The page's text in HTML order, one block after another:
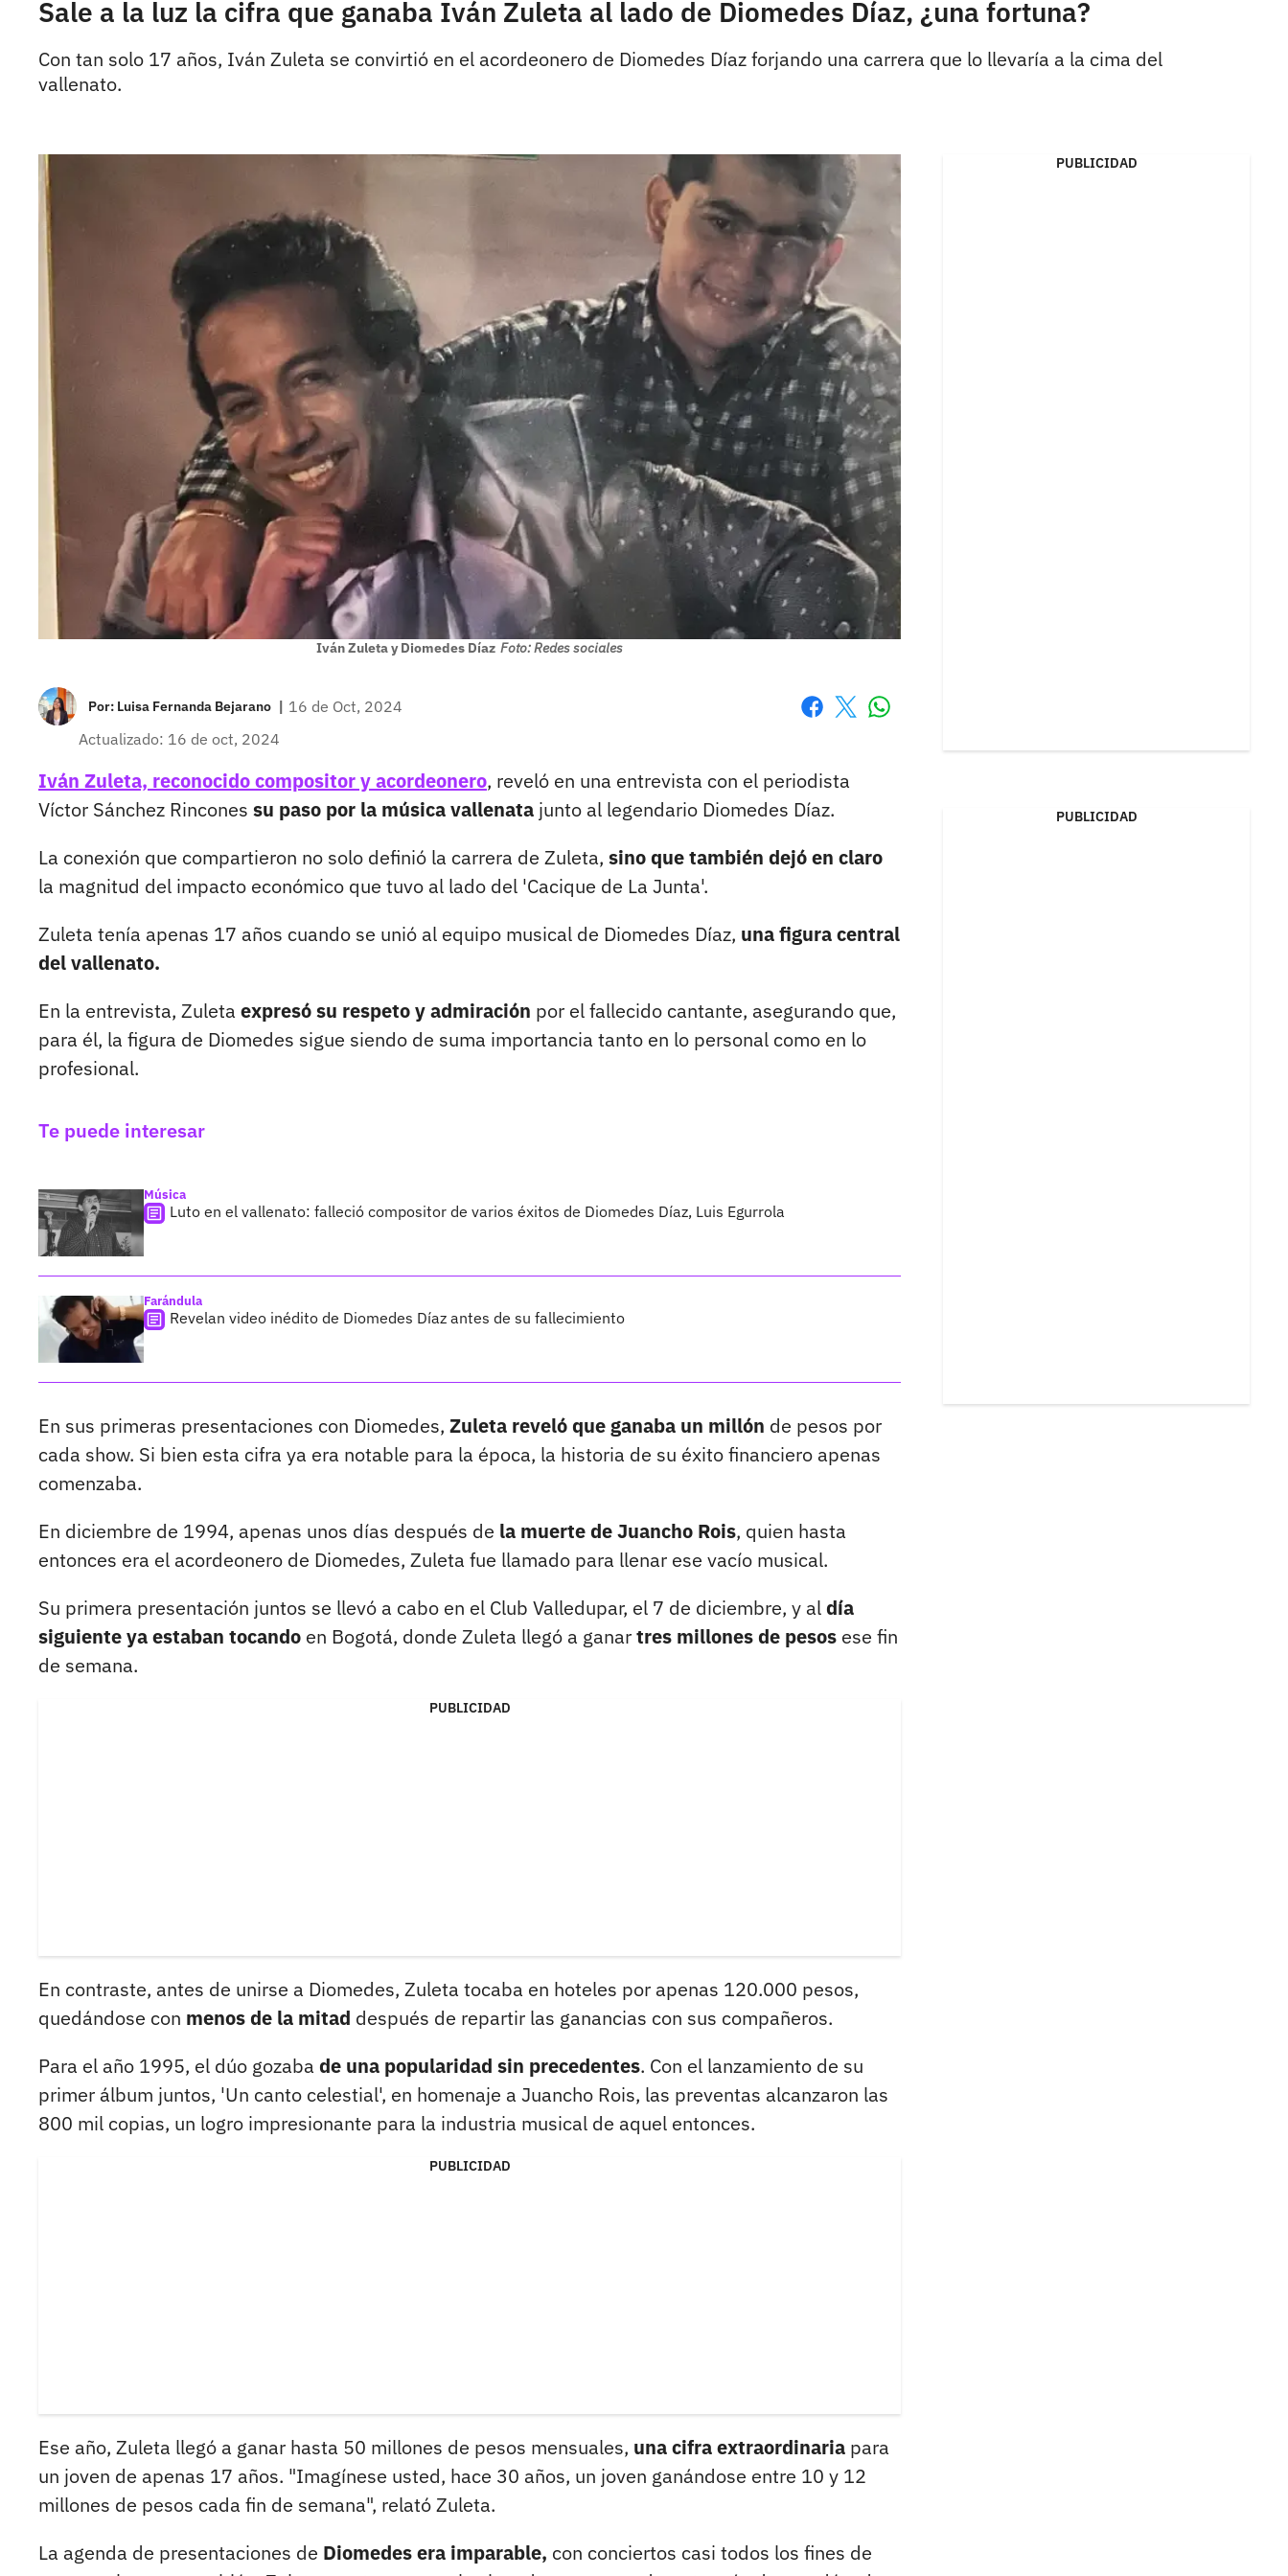
Sale a la luz la cifra que ganaba Iván Zuleta al lado de Diomedes Díaz, ¿una fortuna?
Con tan solo 17 años, Iván Zuleta se convirtió en el acordeonero de Diomedes Díaz forjando una carrera que lo llevaría a la cima del
vallenato.
Iván Zuleta y Diomedes Díaz Foto: Redes sociales
Por: Luisa Fernanda Bejarano | 16 de Oct, 2024
Actualizado: 16 de oct, 2024
Iván Zuleta, reconocido compositor y acordeonero, reveló en una entrevista con el periodista
Víctor Sánchez Rincones su paso por la música vallenata junto al legendario Diomedes Díaz.
La conexión que compartieron no solo definió la carrera de Zuleta, sino que también dejó en claro
la magnitud del impacto económico que tuvo al lado del 'Cacique de La Junta'.
Zuleta tenía apenas 17 años cuando se unió al equipo musical de Diomedes Díaz, una figura central
del vallenato.
En la entrevista, Zuleta expresó su respeto y admiración por el fallecido cantante, asegurando que,
para él, la figura de Diomedes sigue siendo de suma importancia tanto en lo personal como en lo
profesional.
Te puede interesar
Música
Luto en el vallenato: falleció compositor de varios éxitos de Diomedes Díaz, Luis Egurrola
Farándula
Revelan video inédito de Diomedes Díaz antes de su fallecimiento
En sus primeras presentaciones con Diomedes, Zuleta reveló que ganaba un millón de pesos por
cada show. Si bien esta cifra ya era notable para la época, la historia de su éxito financiero apenas
comenzaba.
En diciembre de 1994, apenas unos días después de la muerte de Juancho Rois, quien hasta
entonces era el acordeonero de Diomedes, Zuleta fue llamado para llenar ese vacío musical.
Su primera presentación juntos se llevó a cabo en el Club Valledupar, el 7 de diciembre, y aldía
siguiente ya estaban tocando en Bogotá, donde Zuleta llegó a ganartres millones de pesos ese fin
de semana.
PUBLICIDAD
En contraste, antes de unirse a Diomedes, Zuleta tocaba en hoteles por apenas 120.000 pesos,
quedándose con menos de la mitad después de repartir las ganancias con sus compañeros.
Para el año 1995, el dúo gozaba de una popularidad sin precedentes. Con el lanzamiento de su
primer álbum juntos, 'Un canto celestial', en homenaje a Juancho Rois, las preventas alcanzaron las
800 mil copias, un logro impresionante para la industria musical de aquel entonces.
PUBLICIDAD
Ese año, Zuleta llegó a ganar hasta 50 millones de pesos mensuales, una cifra extraordinaria para
un joven de apenas 17 años. "Imagínese usted, hace 30 años, un joven ganándose entre 10 y 12
millones de pesos cada fin de semana", relató Zuleta.
La agenda de presentaciones de Diomedes era imparable, con conciertos casi todos los fines de
PUBLICIDAD
PUBLICIDAD